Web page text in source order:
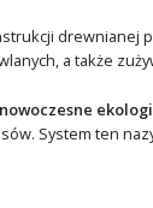
drewnianej
a także
nowoczesne
System ten